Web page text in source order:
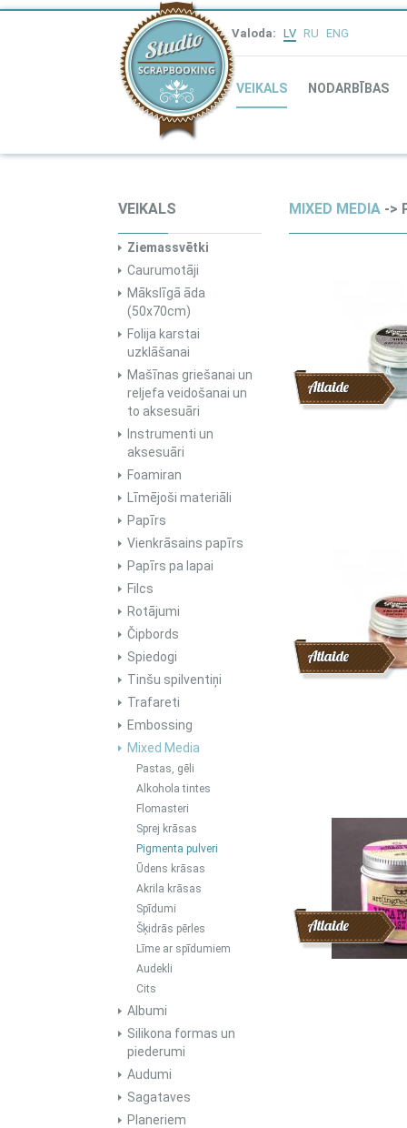
Valoda: LV RU ENG
VEIKALS NODARBĪBAS
VEIKALS
Ziemassvētki
Caurumotāji
Mākslīgā āda
(50x70cm)
Folija karstai
uzklāšanai
Mašīnas griešanai un
reljefa veidošanai un
to aksesuāri
Instrumenti un
aksesuāri
Foamiran
Līmējoši materiāli
Papīrs
Vienkrāsains papīrs
Papīrs pa lapai
Filcs
Rotājumi
Čipbords
Spiedogi
Tinšu spilventiņi
Trafareti
Embossing
Mixed Media
Pastas, gēli
Alkohola tintes
Flomasteri
Sprej krāsas
Pigmenta pulveri
Ūdens krāsas
Akrila krāsas
Spīdumi
Šķidrās pērles
Līme ar spīdumiem
Audekli
Cits
Albumi
Silikona formas un
piederumi
Audumi
Sagataves
Planeriem
MIXED MEDIA->
Atlaide
Atlaide
Atlaide